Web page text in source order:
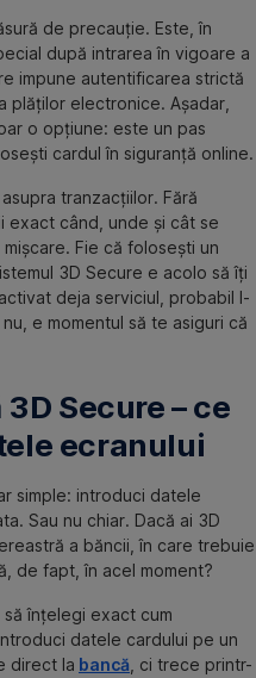
de precauție. Este, în
după intrarea în vigoare a
impune autentificarea strictă
plăților electronice. Așadar,
o opțiune: este un pas
cardul în siguranță online.
tranzacțiilor. Fără
exact când, unde și cât se
Fie că folosești un
3D Secure e acolo să îți
deja serviciul, probabil l-
e momentul să te asiguri că
Secure – ce
ecranului
simple: introduci datele
Sau nu chiar. Dacă ai 3D
a băncii, în care trebuie
de fapt, în acel moment?
înțelegi exact cum
datele cardului pe un
direct la bancă , ci trece printr-